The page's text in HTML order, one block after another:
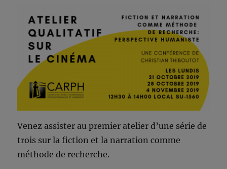
Venez assister au premier atelier d’une série de
trois sur la fiction et la narration comme
méthode de recherche.